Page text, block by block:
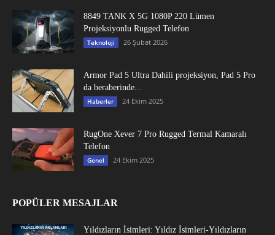
8849 TANK X 5G 1080P 220 Lümen
Projeksiyonlu Rugged Telefon
Teknoloji 26 Şubat 2026
Armor Pad 5 Ultra Dahili projeksiyon, Pad 5 Pro
da beraberinde...
Haberler 24 Ekim 2025
RugOne Xever 7 Pro Rugged Termal Kamaralı
Telefon
Genel 24 Ekim 2025
POPÜLER MESAJLAR
Yıldızların İsimleri: Yıldız İsimleri-Yıldızların